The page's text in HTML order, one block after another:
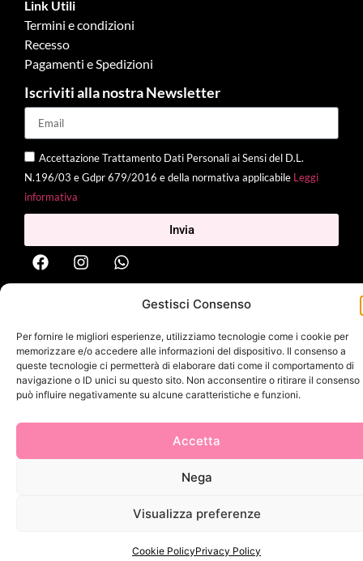
Gestisci Consenso
Per fornire le migliori esperienze, utilizziamo tecnologie come i cookie per
memorizzare e/o accedere alle informazioni del dispositivo. Il consenso a
queste tecnologie ci permetterà di elaborare dati come il comportamento di
navigazione o ID unici su questo sito. Non acconsentire o ritirare il consenso
può influire negativamente su alcune caratteristiche e funzioni.
Accetta
Nega
Visualizza preferenze
Cookie PolicyPrivacy Policy
Link Utili
Termini e condizioni
Recesso
Pagamenti e Spedizioni
Iscriviti alla nostra Newsletter
Accettazione Trattamento Dati Personali ai Sensi del D.L.
N.196/03 e Gdpr 679/2016 e della normativa applicabile Leggi
informativa
Invia
Privacy Policy|Cookie Policy| Made with